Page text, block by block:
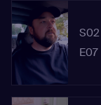
S02
E07